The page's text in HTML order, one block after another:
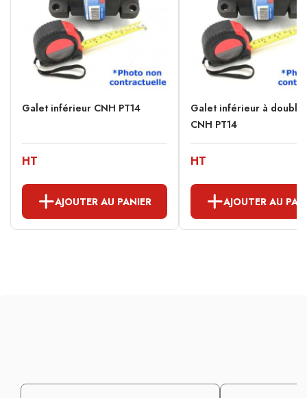
Galet inférieur CNH PT14
HT
AJOUTER AU PANIER
Galet inférieur à
CNH PT14
HT
AJOUTER AU